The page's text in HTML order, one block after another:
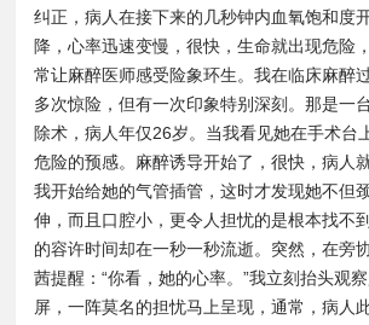
纠正，病人在接下来的几秒钟内血氧饱和度
降，心率迅速变慢，很快，生命就出现危险
常让麻醉医师感受险象环生。我在临床麻醉
多次惊险，但有一次印象特别深刻。那是一
除术，病人年仅26岁。当我看见她在手术台
危险的预感。麻醉诱导开始了，很快，病人
我开始给她的气管插管，这时才发现她不但
伸，而且口腔小，更令人担忧的是根本找不
的容许时间却在一秒一秒流逝。突然，在旁
茜提醒：“你看，她的心率。”我立刻抬头观
屏，一阵莫名的担忧马上呈现，通常，病人